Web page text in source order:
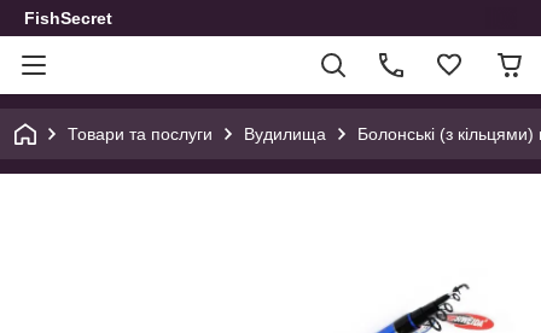
FishSecret
Товари та послуги Вудилища Болонські (з